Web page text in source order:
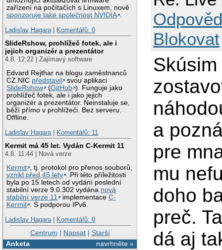
zařízení na počítačích s Linuxem, nově
sponzoruje také společnost NVIDIA .
Ladislav Hagara| Komentářů: 0
SlideRshow, prohlížeč fotek, ale i
jejich organizér a prezentátor
4.8. 12:22 | Zajímavý software
Edvard Rejthar na blogu zaměstnanců
CZ.NIC představil
svou aplikaci
SlideRshow
(GitHub ). Funguje jako
prohlížeč fotek, ale i jako jejich
organizér a prezentátor. Neinstaluje se,
běží přímo v prohlížeči. Bez serveru.
Offline.
Ladislav Hagara| Komentářů: 11
Kermit má 45 let. Vydán C-Kermit 11
4.8. 11:44 | Nová verze
Kermit , tj. protokol pro přenos souborů,
vznikl před 45 lety . Při této příležitosti
byla po 15 letech od vydání poslední
stabilní verze 9.0.302 vydána nová
stabilní verze 11
implementaceC-
Kermit . S podporou IPv6.
Ladislav Hagara| Komentářů: 0
Centrum | Napsat| Starší
navrhněte »
Anketa
Blokovat
a
pre
mu
doho
preč.
dá aj